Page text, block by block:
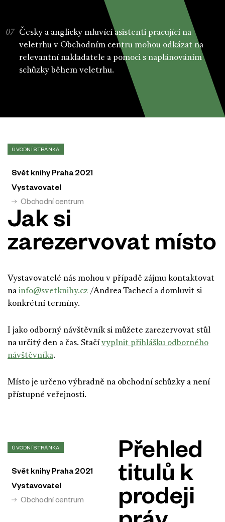
Česky a anglicky mluvící asistenti pracující na
veletrhu v Obchodním centru mohou odkázat na
relevantní nakladatele a pomoci s naplánováním
schůzky během veletrhu.
ÚVODNÍ STRÁNKA
Svět knihy Praha 2021
Vystavovatel
Obchodní centrum
Jak si
zarezervovat místo
Vystavovatelé nás mohou v případě zájmu kontaktovat
na info@svetknihy.cz /Andrea Tachecí a domluvit si
konkrétní termíny.
I jako odborný návštěvník si můžete zarezervovat stůl
na určitý den a čas. Stačí vyplnit přihlášku odborného
návštěvníka.
Místo je určeno výhradně na obchodní schůzky a není
přístupné veřejnosti.
ÚVODNÍ STRÁNKA
Svět knihy Praha 2021
Vystavovatel
Obchodní centrum
Přehled
titulů k
prodeji